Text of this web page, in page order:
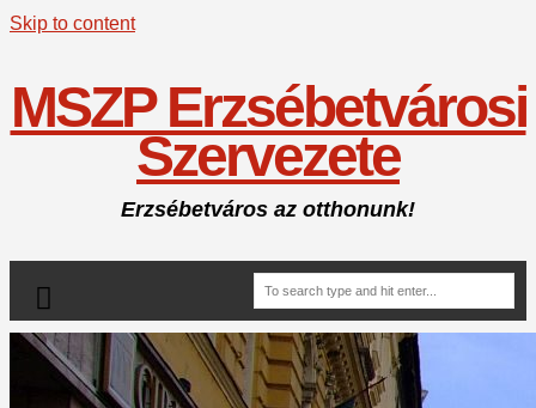
Skip to content
MSZP Erzsébetvárosi
Szervezete
Erzsébetváros az otthonunk!